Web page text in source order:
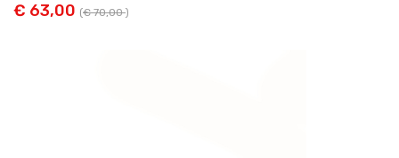
€ 63,00 (€ 70,00)